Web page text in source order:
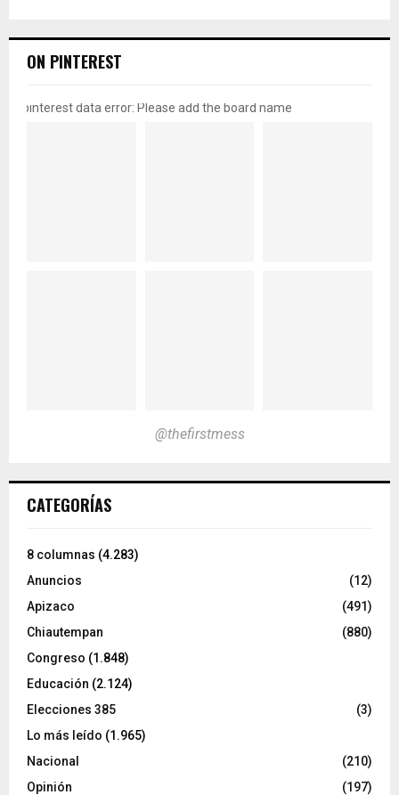
ON PINTEREST
pinterest data error: Please add the board name
@thefirstmess
CATEGORÍAS
8 columnas (4.283)
Anuncios
(12)
Apizaco
(491)
Chiautempan
(880)
Congreso (1.848)
Educación (2.124)
Elecciones 385
(3)
Lo más leído (1.965)
Nacional
(210)
Opinión
(197)